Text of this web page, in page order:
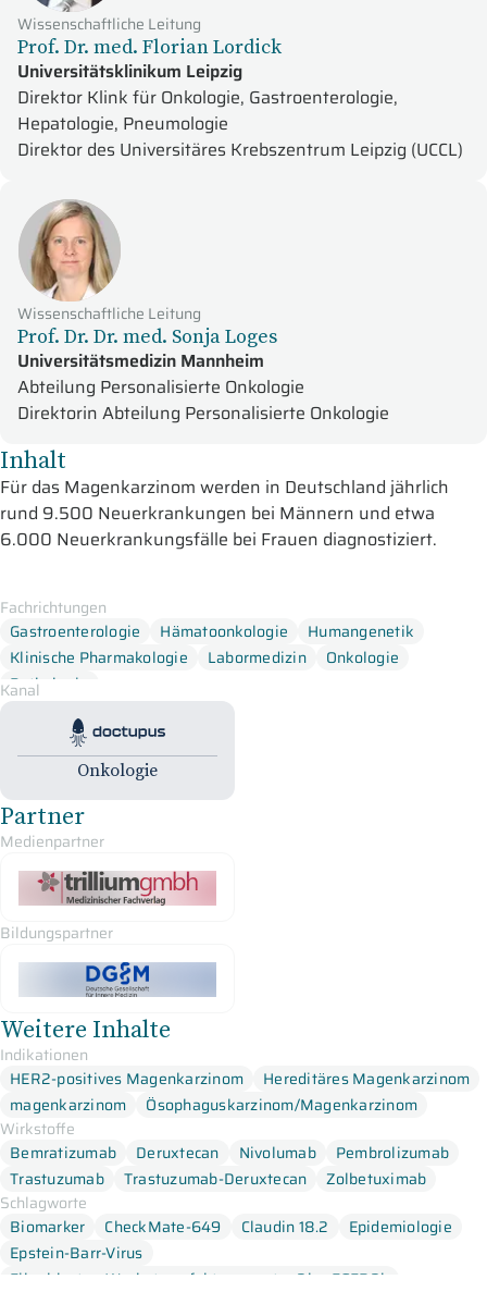
Wissenschaftliche Leitung
Prof. Dr. med. Florian Lordick
Universitätsklinikum Leipzig
Direktor Klink für Onkologie, Gastroenterologie,
Hepatologie, Pneumologie
Direktor des Universitäres Krebszentrum Leipzig (UCCL)
Wissenschaftliche Leitung
Prof. Dr. Dr. med. Sonja Loges
Universitätsmedizin Mannheim
Abteilung Personalisierte Onkologie
Direktorin Abteilung Personalisierte Onkologie
Inhalt
Für das Magenkarzinom werden in Deutschland jährlich
rund 9.500 Neuerkrankungen bei Männern und etwa
6.000 Neuerkrankungsfälle bei Frauen diagnostiziert.
Männern bei 71 Jahren und bei Frauen bei 76 Jahren. Die
altersstandardisierten Erkrankungs- und Sterberaten sind
seit Jahren bei beiden Geschlechtern rückläufig.
Die Therapielandschaft beim Magenkarzinom hat sich in den
letzten Jahren dramatisch verändert. Verschaffen Sie sich
einen Überblick, welche innovativen Strategien bereits in der
erwarten können.
Fachrichtungen
Gastroenterologie
Hämatoonkologie
Humangenetik
Klinische Pharmakologie
Labormedizin
Onkologie
Pathologie
Kanal
Doctupus Tutorials
Onkologie
Partner
Medienpartner
Bildungspartner
Weitere Inhalte
Indikationen
HER2-positives Magenkarzinom
Hereditäres Magenkarzinom
magenkarzinom
Ösophaguskarzinom/Magenkarzinom
Wirkstoffe
Bemratizumab
Deruxtecan Nivolumab
Pembrolizumab
Trastuzumab
Trastuzumab-Deruxtecan
Zolbetuximab
Schlagworte
Biomarker
CheckMate-649 Claudin 18.2
Epidemiologie
Epstein-Barr-Virus
Fibroblasten-Wachstumsfaktorrezeptor 2b – FGFR2b